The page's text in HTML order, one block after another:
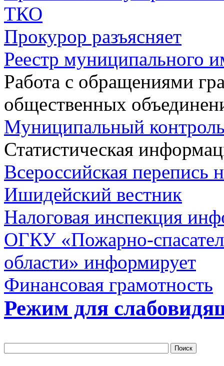
ТКО
Прокурор разъясняет
Реестр муниципального
Работа с обращениями
общественных
Муниципальный
Статистическая
Всероссийская перепись
Ишидейский вестник
Налоговая инспекция
ОГКУ «Пожарно-
области» информирует
Финансовая грамотность
Режим для